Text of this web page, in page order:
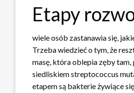
Etapy
wiele osób zastanawia się,
Trzeba wiedzieć o tym, że
masę, która oblepia zęby tam,
siedliskiem streptococcus
etapem są bakterie żywiące